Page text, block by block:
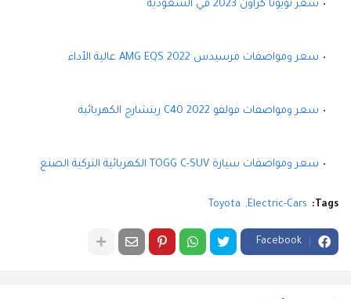
سعر تويوتا كراون 2023 في السعودية
سعر ومواصفات مرسيدس AMG EQS 2022 عالية الأداء
سعر ومواصفات فولفو C40 2022 ريتشارج الكهربائية
سعر ومواصفات سيارة TOGG C-SUV الكهربائية التركية الصنع
Tags:
Electric-Cars
Toyota
Facebook